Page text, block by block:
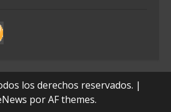
los derechos reservados. |
por AF themes.